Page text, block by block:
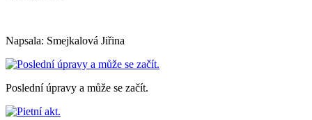
Napsala: Smejkalová Jiřina
Poslední úpravy a může se začít.